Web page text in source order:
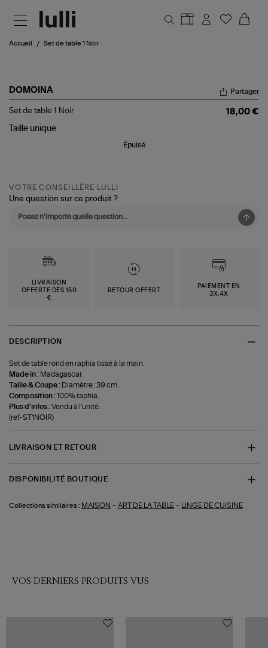
Accueil Set de table 1 Noir
DOMOINA
Set
table
Partager
Set de table 1 Noir
18,00 €
Taille unique
Épuisé
VOTRE CONSEILLÈRE LULLI
Une question sur ce produit ?
LIVRAISON
OFFERTE DÈS 150
€
RETOUR OFFERT
PAIEMENT EN
3X,4X
DESCRIPTION
Set de table rond en raphia tissé à la main.
Made in : Madagascar.
Taille & Coupe : Diamètre : 39 cm.
Composition :100% raphia.
Plus d'infos :Vendu à l'unité.
(ref-ST1NOIR)
LIVRAISON ET RETOUR
DISPONIBILITÉ BOUTIQUE
Collections similaires : MAISON -ART DE LA TABLE - LINGE DE CUISINE
VOS DERNIERS PRODUITS VUS